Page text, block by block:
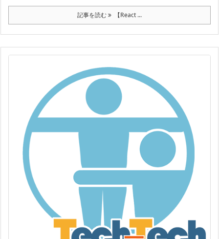
記事を読む 【React ...